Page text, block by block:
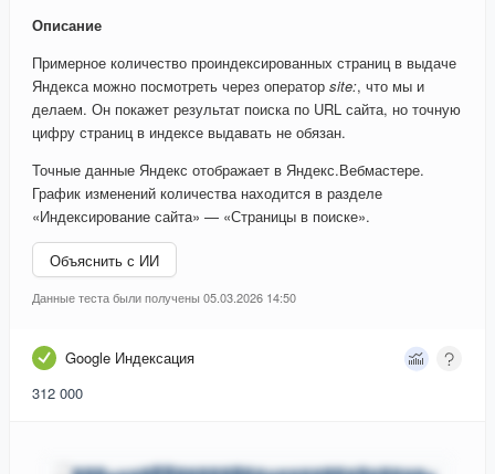
Описание
Примерное количество проиндексированных страниц в выдаче
Яндекса можно посмотреть через оператор site:, что мы и
делаем. Он покажет результат поиска по URL сайта, но точную
цифру страниц в индексе выдавать не обязан.
Точные данные Яндекс отображает в Яндекс.Вебмастере.
График изменений количества находится в разделе
«Индексирование сайта» — «Страницы в поиске».
Объяснить с ИИ
Данные теста были получены 05.03.2026 14:50
Google Индексация
312 000